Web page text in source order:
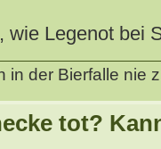
wie Legenot bei
in der Bierfalle nie
tot?